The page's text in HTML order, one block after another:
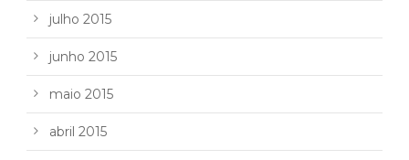
julho 2015
junho 2015
maio 2015
abril 2015